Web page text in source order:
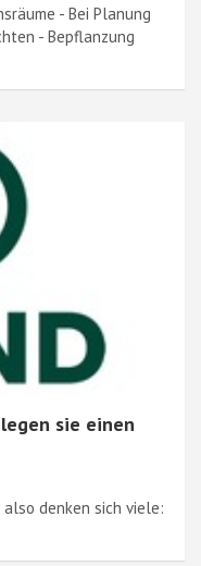
- Bei Planung
- Bepflanzung
sie einen
denken sich viele: